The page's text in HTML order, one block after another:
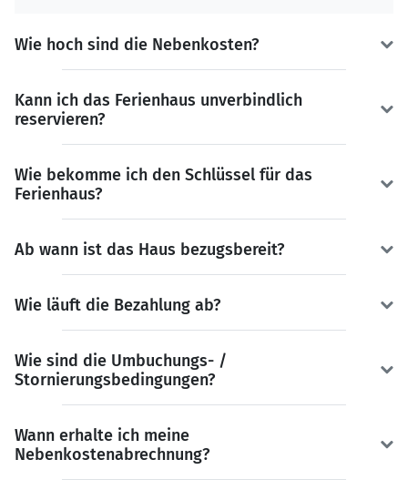
Wie hoch sind die Nebenkosten?
Kann ich das Ferienhaus unverbindlich
reservieren?
Wie bekomme ich den Schlüssel für das
Ferienhaus?
Ab wann ist das Haus bezugsbereit?
Wie läuft die Bezahlung ab?
Wie sind die Umbuchungs- /
Stornierungsbedingungen?
Wann erhalte ich meine
Nebenkostenabrechnung?